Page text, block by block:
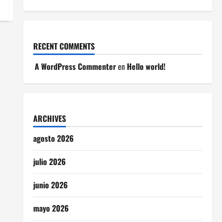
RECENT COMMENTS
A WordPress Commenteren Hello world!
ARCHIVES
agosto 2026
julio 2026
junio 2026
mayo 2026